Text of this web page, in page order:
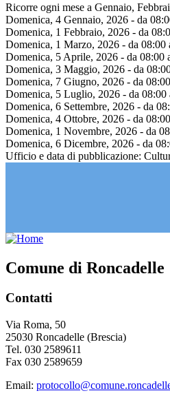
Ricorre ogni mese a Gennaio,
Domenica, 4 Gennaio, 2026 - da
Domenica, 1 Febbraio, 2026 - da
Domenica, 1 Marzo, 2026 - da 08:00
Domenica, 5 Aprile, 2026 - da 08:00
Domenica, 3 Maggio, 2026 - da
Domenica, 7 Giugno, 2026 - da 08:00
Domenica, 5 Luglio, 2026 - da 08:00
Domenica, 6 Settembre, 2026 - da
Domenica, 4 Ottobre, 2026 - da 08:00
Domenica, 1 Novembre, 2026 - da
Domenica, 6 Dicembre, 2026 - da
Ufficio e data di pubblicazione:
Comune di Roncadelle
Contatti
Via Roma, 50
25030 Roncadelle (Brescia)
Tel. 030 2589611
Fax 030 2589659
Email: